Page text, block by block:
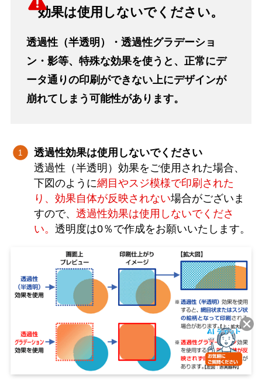
効果は使用しないでください。
透過性（半透明）・透過性グラデーショ
ン・影等、特殊な効果を使うと、正常にデ
ータ通りの印刷ができない上にデザインが
崩れてしまう可能性があります。
透過性効果は使用しないでください
透過性（半透明）効果をご使用された場合、
下図のように網目やスジ模様で印刷された
り、効果自体が反映されない場合がございま
すので、透過性効果は使用しないでくださ
い。透明度は0％で作成をお願いいたします。